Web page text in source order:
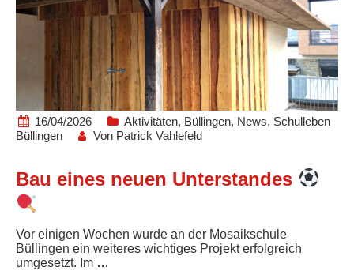
16/04/2026 Aktivitäten, Büllingen, News, Schulleben
Büllingen
Von Patrick Vahlefeld
Bau eines neuen Unterstandes
Vor einigen Wochen wurde an der Mosaikschule
Büllingen ein weiteres wichtiges Projekt erfolgreich
umgesetzt. Im …